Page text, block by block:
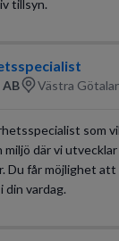
tillsyn.
Västra
som
där vi
Du får möjlighet
din vardag.